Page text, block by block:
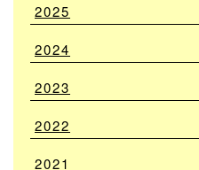
2025
2024
2023
2022
2021